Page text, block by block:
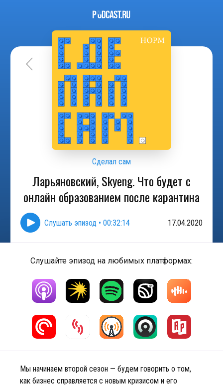
Сделал сам
Ларьяновский, Skyeng. Что будет с
онлайн образованием после карантина
Слушать эпизод • 00:32:14 17.04.2020
Слушайте эпизод на любимых платформах:
Мы начинаем второй сезон — будем говорить о том,
как бизнес справляется с новым кризисом и его